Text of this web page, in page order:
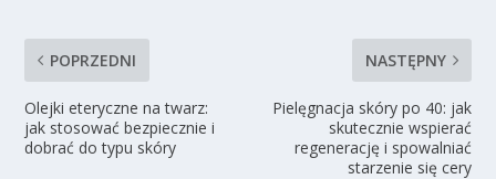
POPRZEDNI
Olejki eteryczne na twarz:
jak stosować bezpiecznie i
dobrać do typu skóry
NASTĘPNY
Pielęgnacja skóry po 40: jak
skutecznie wspierać
regenerację i spowalniać
starzenie się cery